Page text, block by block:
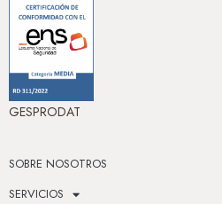
GESPRODAT
SOBRE NOSOTROS
SERVICIOS